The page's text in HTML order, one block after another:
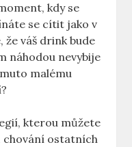
kdy se
se cítit jako v
že váš drink bude
náhodou nevybije
malému
kterou můžete
ostatních